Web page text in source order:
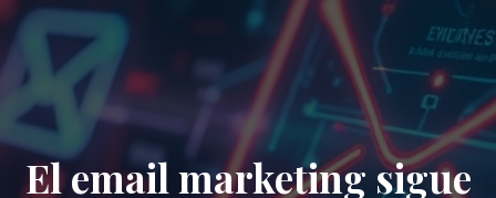
El email marketing sigue